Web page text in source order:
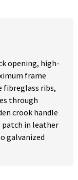
opening, high-
frame
ribs,
through
crook handle
patch in leather
galvanized